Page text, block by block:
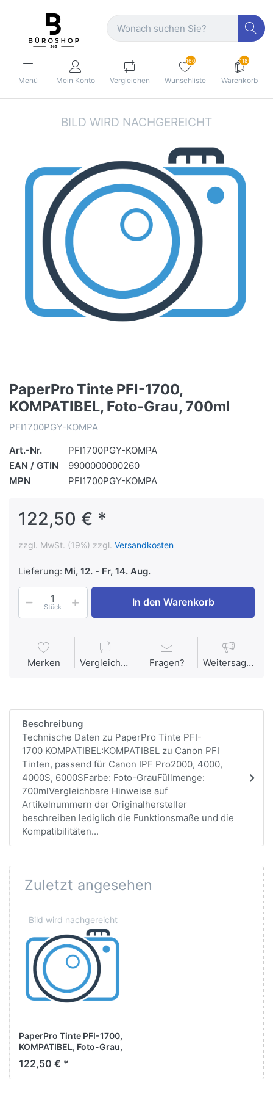
Menü Mein Konto Vergleichen
160
Wunschliste
1189
Warenkorb
PaperPro Tinte PFI-1700,
KOMPATIBEL, Foto-Grau, 700ml
PFI1700PGY-KOMPA
Art.-Nr.
PFI1700PGY-KOMPA
EAN / GTIN
9900000000260
MPN
PFI1700PGY-KOMPA
122,50 € *
zzgl. MwSt. (19%) zzgl. Versandkosten
Lieferung: Mi, 12. - Fr, 14. Aug.
Stück In den Warenkorb
Merken Vergleichen Fragen? Weitersagen
Beschreibung
Technische Daten zu PaperPro Tinte PFI-
1700 KOMPATIBEL:KOMPATIBEL zu Canon PFI
Tinten, passend für Canon IPF Pro2000, 4000,
4000S, 6000SFarbe: Foto-GrauFüllmenge:
700mlVergleichbare Hinweise auf
Artikelnummern der Originalhersteller
beschreiben lediglich die Funktionsmaße und die
Kompatibilitäten...
Zuletzt angesehen
PaperPro Tinte PFI-1700,
KOMPATIBEL, Foto-Grau,
700ml
122,50 € *